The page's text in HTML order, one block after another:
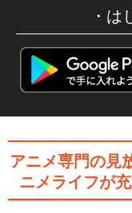
は
アニメ専門の見
ニメライフが